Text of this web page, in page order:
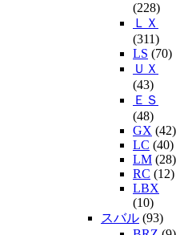
(228)
ＬＸ
(311)
LS (70)
ＵＸ
(43)
ＥＳ
(48)
GX (42)
LC (40)
LM (28)
RC (12)
LBX
(10)
スバル (93)